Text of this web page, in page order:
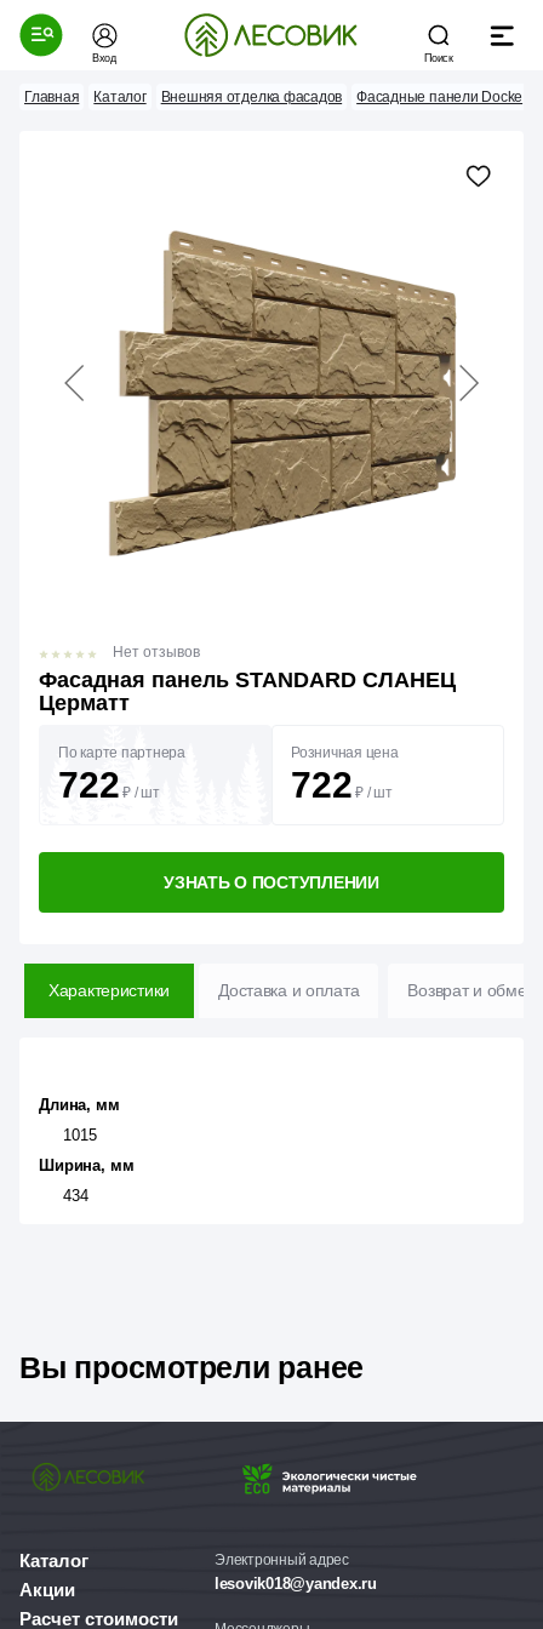
Вход Поиск
Главная Каталог Внешняя отделка фасадов Фасадные панели Docke
Фасадная панель STANDARD СЛАНЕЦ
Церматт
Нет отзывов
По карте партнера
722 ₽ / шт
Розничная цена
722 ₽ / шт
УЗНАТЬ О ПОСТУПЛЕНИИ
Характеристики Доставка и оплата Возврат и обмен
Длина, мм
1015
Ширина, мм
434
Вы просмотрели ранее
Каталог
Акции
Расчет стоимости
Электронный адрес
lesovik018@yandex.ru